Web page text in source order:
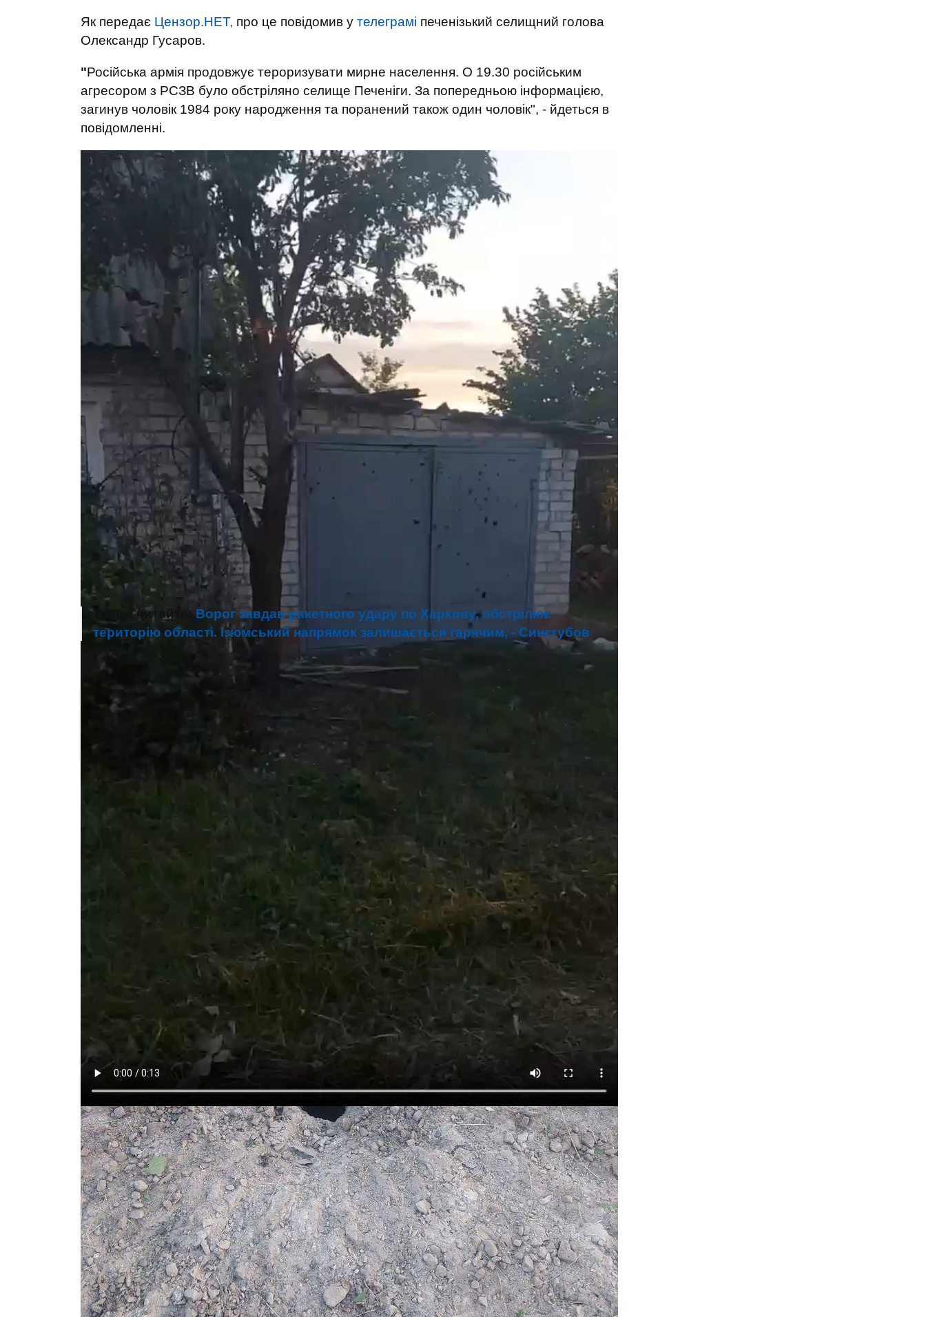
Як передає Цензор.НЕТ, про це повідомив у телеграмі печенізький селищний голова
Олександр Гусаров.
"Російська армія продовжує тероризувати мирне населення. О 19.30 російським
агресором з РСЗВ було обстріляно селище Печеніги. За попередньою інформацією,
загинув чоловік 1984 року народження та поранений також один чоловік", - йдеться в
повідомленні.
Також читайте: Ворог завдав ракетного удару по Харкову, обстрілює
територію області. Ізюмський напрямок залишається гарячим, - Синєгубов